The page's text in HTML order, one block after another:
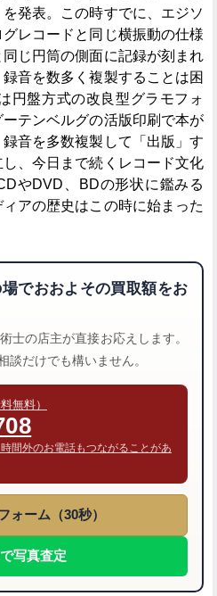
発表。この時すでに、エジソ
レコードと同じ横振動の仕様
じ円筒の側面に記録が刻まれ
音を数多く複製することは困
円盤方式の改良型グラモフォ
テンベルグの活版印刷で本が
音を多数複製して「出版」す
、今日まで続くレコード文化
やDVD、BDの形状に鑑みる
アの歴史はこの時に始まった
でおおよその買取額をお
士の店主が直接お応えします。
談だけでも構いません。
無料）
間外のお電話もつながることがあ
ォーム（30秒）
写真査定